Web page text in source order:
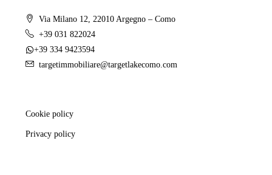
Via Milano 12, 22010 Argegno – Como
+39 031 822024
+39 334 9423594
targetimmobiliare@targetlakecomo.com
Cookie policy
Privacy policy